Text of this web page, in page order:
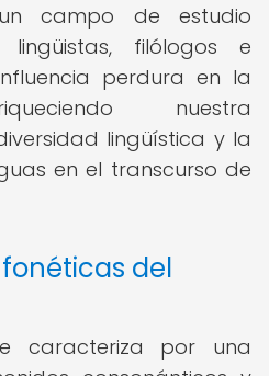
campo de estudio
filólogos e
perdura en la
nuestra
lingüística y la
en el transcurso de
del
caracteriza por una